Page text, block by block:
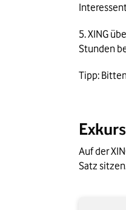
5. XING
Stunden
Tipp:
Auf der
Satz